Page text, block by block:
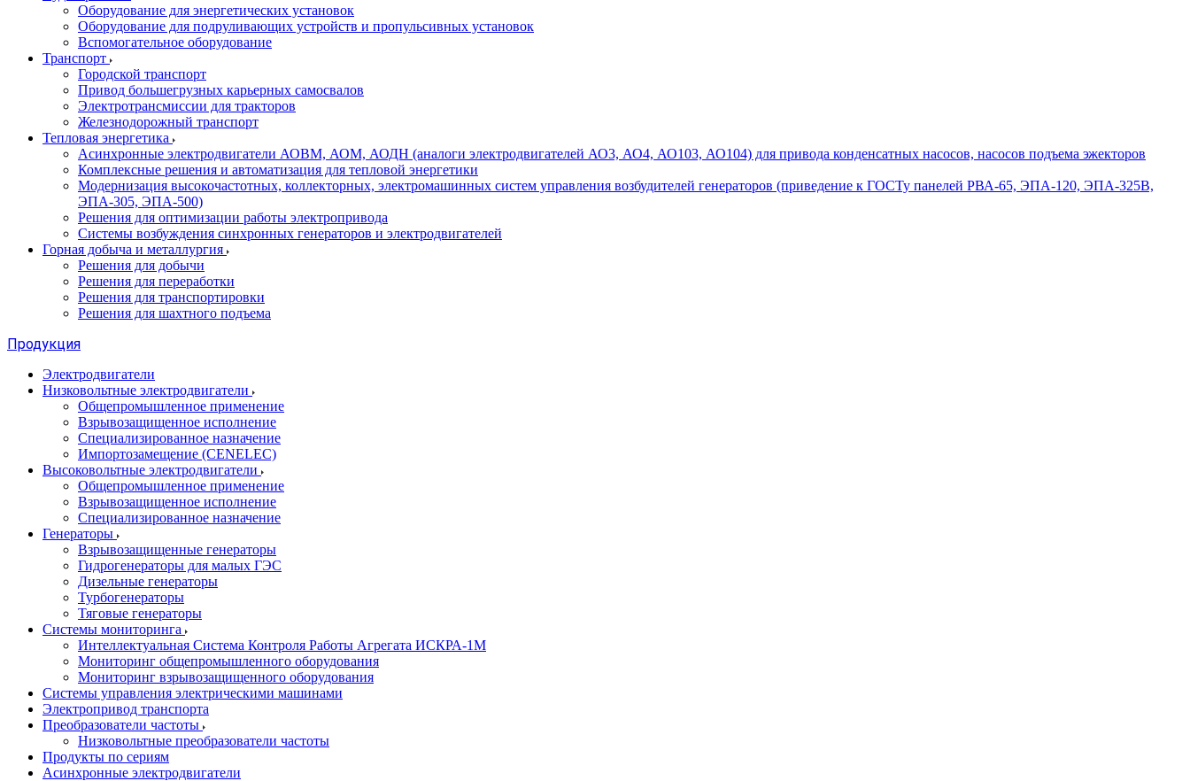
Оборудование для энергетических установок
Оборудование для подруливающих устройств и пропульсивных установок
Вспомогательное оборудование
Транспорт
Городской транспорт
Привод большегрузных карьерных самосвалов
Электротрансмиссии для тракторов
Железнодорожный транспорт
Тепловая энергетика
Асинхронные электродвигатели АОВМ, АОМ, АОДН (аналоги электродвигателей АО3, АО4, АО103, АО104) для привода конденсатных насосов, насосов подъема эжекторов
Комплексные решения и автоматизация для тепловой энергетики
Модернизация высокочастотных, коллекторных, электромашинных систем управления возбудителей генераторов (приведение к ГОСТу панелей РВА-65, ЭПА-120, ЭПА-325В,
ЭПА-305, ЭПА-500)
Решения для оптимизации работы электропривода
Системы возбуждения синхронных генераторов и электродвигателей
Горная добыча и металлургия
Решения для добычи
Решения для переработки
Решения для транспортировки
Решения для шахтного подъема
Продукция
Электродвигатели
Низковольтные электродвигатели
Общепромышленное применение
Взрывозащищенное исполнение
Специализированное назначение
Импортозамещение (CENELEC)
Высоковольтные электродвигатели
Общепромышленное применение
Взрывозащищенное исполнение
Специализированное назначение
Генераторы
Взрывозащищенные генераторы
Гидрогенераторы для малых ГЭС
Дизельные генераторы
Турбогенераторы
Тяговые генераторы
Системы мониторинга
Интеллектуальная Система Контроля Работы Агрегата ИСКРА-1М
Мониторинг общепромышленного оборудования
Мониторинг взрывозащищенного оборудования
Системы управления электрическими машинами
Электропривод транспорта
Преобразователи частоты
Низковольтные преобразователи частоты
Продукты по сериям
Асинхронные электродвигатели